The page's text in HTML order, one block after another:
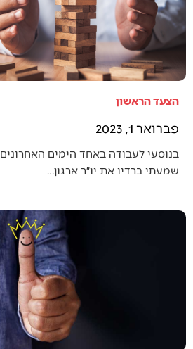
הצעד הראשון
פברואר 1, 2023
בנוסעי לעבודה באחד הימים האחרונים
שמעתי ברדיו את יו״ר ארגון…